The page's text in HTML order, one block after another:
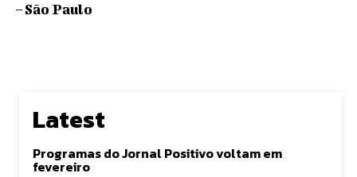
– São Paulo
Latest
Programas do Jornal Positivo voltam em
fevereiro